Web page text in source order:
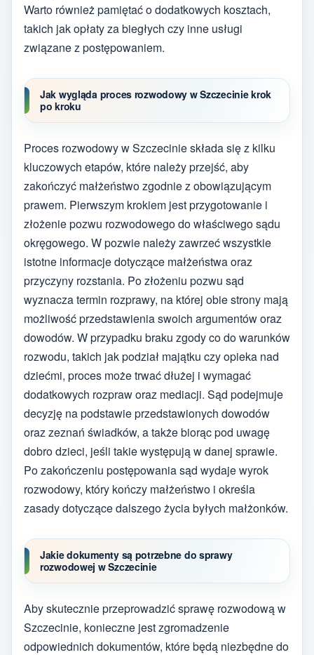
Warto również pamiętać o dodatkowych kosztach,
takich jak opłaty za biegłych czy inne usługi
związane z postępowaniem.
Jak wygląda proces rozwodowy w Szczecinie krok
po kroku
Proces rozwodowy w Szczecinie składa się z kilku
kluczowych etapów, które należy przejść, aby
zakończyć małżeństwo zgodnie z obowiązującym
prawem. Pierwszym krokiem jest przygotowanie i
złożenie pozwu rozwodowego do właściwego sądu
okręgowego. W pozwie należy zawrzeć wszystkie
istotne informacje dotyczące małżeństwa oraz
przyczyny rozstania. Po złożeniu pozwu sąd
wyznacza termin rozprawy, na której obie strony mają
możliwość przedstawienia swoich argumentów oraz
dowodów. W przypadku braku zgody co do warunków
rozwodu, takich jak podział majątku czy opieka nad
dziećmi, proces może trwać dłużej i wymagać
dodatkowych rozpraw oraz mediacji. Sąd podejmuje
decyzję na podstawie przedstawionych dowodów
oraz zeznań świadków, a także biorąc pod uwagę
dobro dzieci, jeśli takie występują w danej sprawie.
Po zakończeniu postępowania sąd wydaje wyrok
rozwodowy, który kończy małżeństwo i określa
zasady dotyczące dalszego życia byłych małżonków.
Jakie dokumenty są potrzebne do sprawy
rozwodowej w Szczecinie
Aby skutecznie przeprowadzić sprawę rozwodową w
Szczecinie, konieczne jest zgromadzenie
odpowiednich dokumentów, które będą niezbędne do